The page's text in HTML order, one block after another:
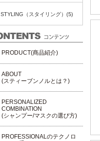
STYLING（スタイリング）(5)
PRODUCT(商品紹介)
ABOUT
(スティーブンノルとは？)
PERSONALIZED
COMBINATION
(シャンプー/マスクの選び方)
PROFESSIONALのテクノロ